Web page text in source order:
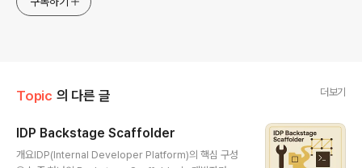
Topic 의 다른 글 더보기
IDP Backstage Scaffolder
개요IDP(Internal Developer Platform)의 핵심 구성